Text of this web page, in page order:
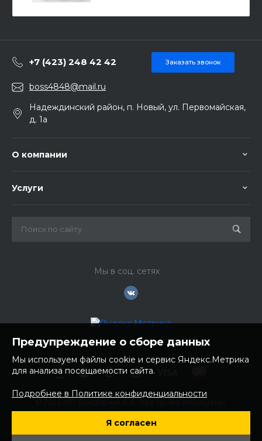
+7 (423) 248 42 42 Заказать звонок
boss4848@mail.ru
Надеждинский район, п. Новый, ул. Первомайская,
д. 1а
О компании
Услуги
Мы в соц. сетях
ИНН: 252100758085
ОГРНИП: 304250236200270
Юр. адрес: 692481 Приморский край, Надеждинский район,
Предупреждение о сборе данных
Мы используем файлы cookie и сервис Яндекс.Метрика
для анализа посещаемости сайта.
Подробнее в Политике конфиденциальности
Я согласен